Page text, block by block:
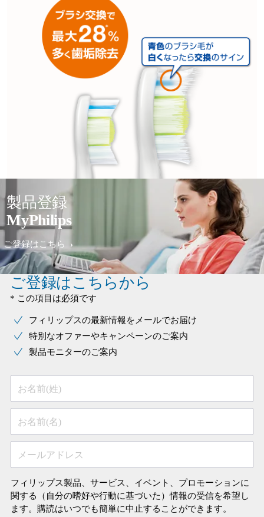
製品登録
MyPhilips
ご登録はこちら
ご登録はこちらから
* この項目は必須です
フィリップスの最新情報をメールでお届け
特別なオファーやキャンペーンのご案内
製品モニターのご案内
お名前(姓)
お名前(名)
メールアドレス
フィリップス製品、サービス、イベント、プロモーションに
関する（自分の嗜好や行動に基づいた）情報の受信を希望し
ます。購読はいつでも簡単に中止することができます。